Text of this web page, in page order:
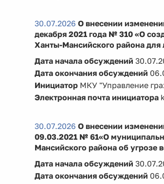
30.07.2026 О внесении
декабря 2021 года № 310 «О
Ханты-Мансийского района для
Дата начала обсуждений
Дата окончания обсуждений
ИнициаторМКУ "Управление
Электронная почта инициатора
30.07.2026 О внесении
09.03.2021 № 61«О
Мансийского района об угрозе
Дата начала обсуждений
Дата окончания обсуждений